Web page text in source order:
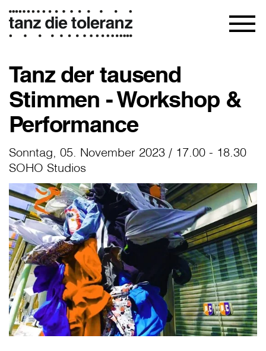
Tanz der tausend
Stimmen - Workshop &
Performance
Sonntag, 05. November 2023 / 17.00 - 18.30
SOHO Studios